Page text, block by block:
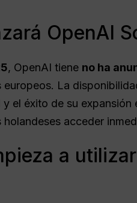
OpenAI
, OpenAI tiene no ha
europeos. La
y el éxito de su expansión
acceder
a